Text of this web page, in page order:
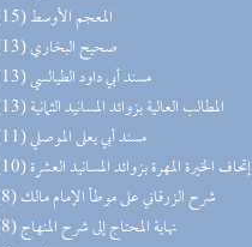
(15) المعجم الأوسط
(13) صحيح البخاري
(13) مسند أبي داود الطيالسي
(13) المطالب العالية بزوائد المسانيد الثمانية
(11) مسند أبي يعلى الموصلي
(10) إتحاف الخيرة المهرة بزوائد المسانيد العشرة
(8) شرح الزرقاني على موطأ الإمام مالك
(8) نهاية المحتاج إلى شرح المنهاج